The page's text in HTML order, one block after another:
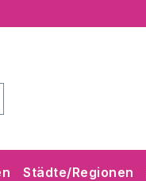
Städte/Regionen